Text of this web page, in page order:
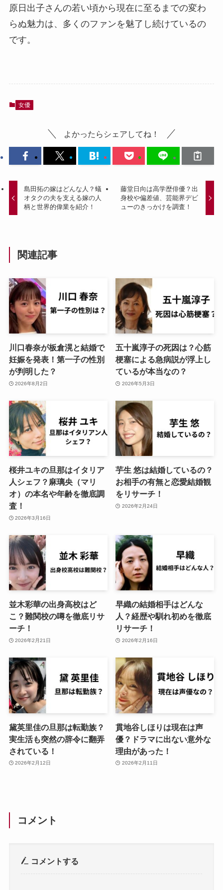
原日出子さんの若い頃から現在に至るまでの変わ
らぬ魅力は、多くのファンを魅了し続けているの
です。
女優
よかったらシェアしてね！
島田拓の嫁はどんな人？蟻
オタクの夫を支える嫁の人
柄と世界的偉業を紹介！
藤堂日向は高学歴俳優？出
身校や偏差値、芸能界デビ
ューのきっかけを調査！
関連記事
川口春奈が板倉滉と結婚で
妊娠を発表！第一子の性別
が判明した？
2026年8月2日
五十嵐淳子の死因は？心筋
梗塞による急病説が浮上し
ているが本当なの？
2026年5月3日
桜井ユキの旦那はイタリア
人シェフ？麻璃央（マリ
オ）の本名や年齢を徹底調
査！
2026年3月16日
芋生 悠は結婚しているの？
お相手の有無と恋愛結婚観
をリサーチ！
2026年2月24日
並木彩華の出身高校はど
こ？難関校の噂を徹底リサ
ーチ！
2026年2月21日
早織の結婚相手はどんな
人？経歴や馴れ初めを徹底
リサーチ！
2026年2月16日
黛英里佳の旦那は転勤族？
実生活も突然の辞令に翻弄
されている！
2026年2月12日
貫地谷しほりは現在は声
優？ドラマに出ない意外な
理由があった！
2026年2月11日
コメント
コメントする